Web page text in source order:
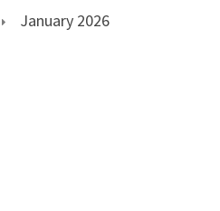
January 2026